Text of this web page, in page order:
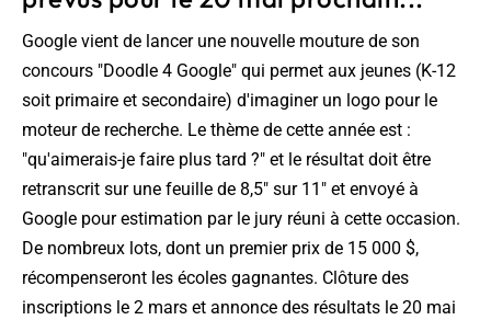
Google vient de lancer une nouvelle mouture de son
concours "Doodle 4 Google" qui permet aux jeunes (K-12
soit primaire et secondaire) d'imaginer un logo pour le
moteur de recherche. Le thème de cette année est :
"qu'aimerais-je faire plus tard ?" et le résultat doit être
retranscrit sur une feuille de 8,5" sur 11" et envoyé à
Google pour estimation par le jury réuni à cette occasion.
De nombreux lots, dont un premier prix de 15 000 $,
récompenseront les écoles gagnantes. Clôture des
inscriptions le 2 mars et annonce des résultats le 20 mai